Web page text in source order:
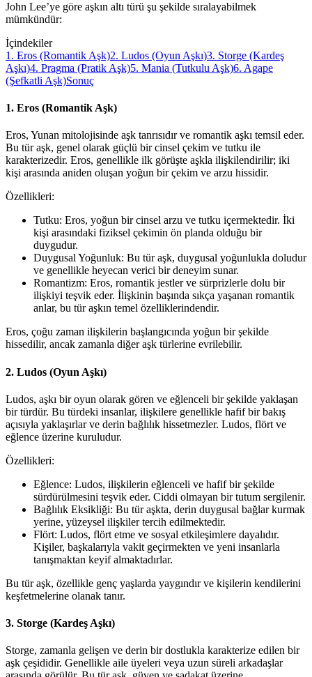
John Lee’ye göre aşkın altı türü şu şekilde sıralayabilmek
mümkündür:
İçindekiler
1. Eros (Romantik Aşk)2. Ludos (Oyun Aşkı)3. Storge (Kardeş
Aşkı)4. Pragma (Pratik Aşk)5. Mania (Tutkulu Aşk)6. Agape
(Şefkatli Aşk)Sonuç
1. Eros (Romantik Aşk)
Eros, Yunan mitolojisinde aşk tanrısıdır ve romantik aşkı temsil eder.
Bu tür aşk, genel olarak güçlü bir cinsel çekim ve tutku ile
karakterizedir. Eros, genellikle ilk görüşte aşkla ilişkilendirilir; iki
kişi arasında aniden oluşan yoğun bir çekim ve arzu hissidir.
Özellikleri:
Tutku: Eros, yoğun bir cinsel arzu ve tutku içermektedir. İki
kişi arasındaki fiziksel çekimin ön planda olduğu bir
duygudur.
Duygusal Yoğunluk: Bu tür aşk, duygusal yoğunlukla doludur
ve genellikle heyecan verici bir deneyim sunar.
Romantizm: Eros, romantik jestler ve sürprizlerle dolu bir
ilişkiyi teşvik eder. İlişkinin başında sıkça yaşanan romantik
anlar, bu tür aşkın temel özelliklerindendir.
Eros, çoğu zaman ilişkilerin başlangıcında yoğun bir şekilde
hissedilir, ancak zamanla diğer aşk türlerine evrilebilir.
2. Ludos (Oyun Aşkı)
Ludos, aşkı bir oyun olarak gören ve eğlenceli bir şekilde yaklaşan
bir türdür. Bu türdeki insanlar, ilişkilere genellikle hafif bir bakış
açısıyla yaklaşırlar ve derin bağlılık hissetmezler. Ludos, flört ve
eğlence üzerine kuruludur.
Özellikleri:
Eğlence: Ludos, ilişkilerin eğlenceli ve hafif bir şekilde
sürdürülmesini teşvik eder. Ciddi olmayan bir tutum sergilenir.
Bağlılık Eksikliği: Bu tür aşkta, derin duygusal bağlar kurmak
yerine, yüzeysel ilişkiler tercih edilmektedir.
Flört: Ludos, flört etme ve sosyal etkileşimlere dayalıdır.
Kişiler, başkalarıyla vakit geçirmekten ve yeni insanlarla
tanışmaktan keyif almaktadırlar.
Bu tür aşk, özellikle genç yaşlarda yaygındır ve kişilerin kendilerini
keşfetmelerine olanak tanır.
3. Storge (Kardeş Aşkı)
Storge, zamanla gelişen ve derin bir dostlukla karakterize edilen bir
aşk çeşididir. Genellikle aile üyeleri veya uzun süreli arkadaşlar